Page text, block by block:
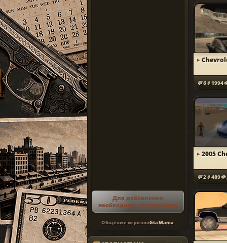
Для добавления
необходима авторизация
Общение игроковGtaMania
6 1994
2005
2 489